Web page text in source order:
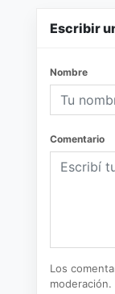
Escribir
Nombre
Comentario
Los
moderación.